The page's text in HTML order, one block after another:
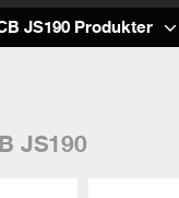
JS190
JS190 Produkter